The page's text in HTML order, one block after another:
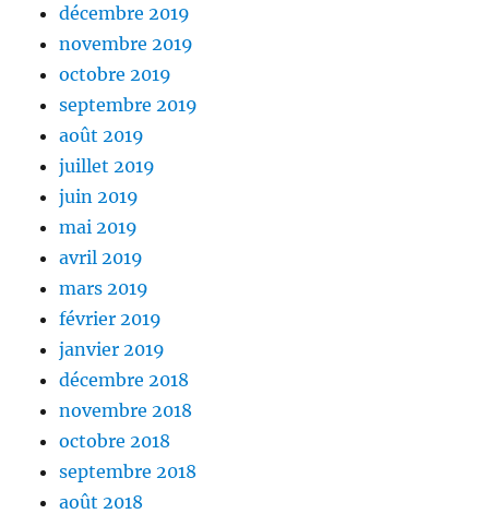
décembre 2019
novembre 2019
octobre 2019
septembre 2019
août 2019
juillet 2019
juin 2019
mai 2019
avril 2019
mars 2019
février 2019
janvier 2019
décembre 2018
novembre 2018
octobre 2018
septembre 2018
août 2018